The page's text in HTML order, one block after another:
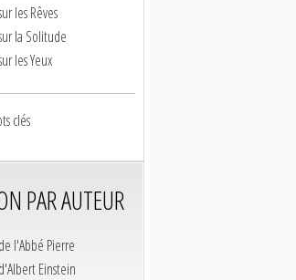
les Rêves
la Solitude
les Yeux
clés
PAR AUTEUR
l'Abbé Pierre
Einstein